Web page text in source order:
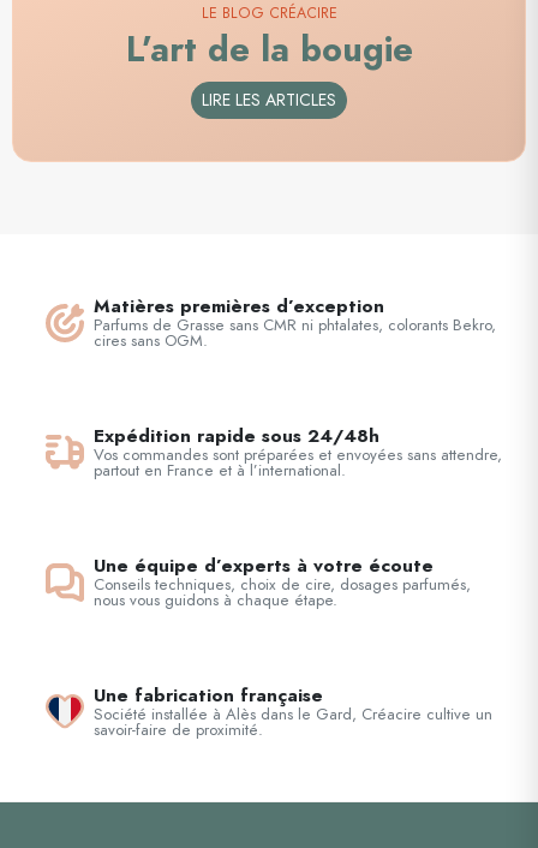
LE BLOG CRÉACIRE
L’art de la bougie
LIRE LES ARTICLES
Matières premières d’exception
Parfums de Grasse sans CMR ni phtalates, colorants Bekro,
cires sans OGM.
Expédition rapide sous 24/48h
Vos commandes sont préparées et envoyées sans attendre,
partout en France et à l’international.
Une équipe d’experts à votre écoute
Conseils techniques, choix de cire, dosages parfumés,
nous vous guidons à chaque étape.
Une fabrication française
Société installée à Alès dans le Gard, Créacire cultive un
savoir-faire de proximité.